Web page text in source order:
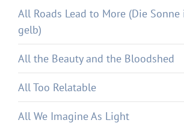
All Roads Lead to More (Die
gelb)
All the Beauty and the Bloodshed
All Too Relatable
All We Imagine As Light